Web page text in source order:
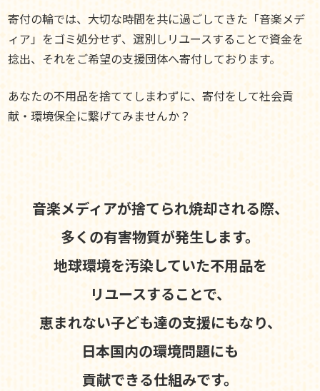
寄付の輪では、大切な時間を共に過ごしてきた「音楽メデ
ィア」をゴミ処分せず、選別しリユースすることで資金を
捻出、それをご希望の支援団体へ寄付しております。
あなたの不用品を捨ててしまわずに、寄付をして社会貢
献・環境保全に繋げてみませんか？
音楽メディアが捨てられ焼却される際、
多くの有害物質が発生します。
地球環境を汚染していた不用品を
リユースすることで、
恵まれない子ども達の支援にもなり、
日本国内の環境問題にも
貢献できる仕組みです。